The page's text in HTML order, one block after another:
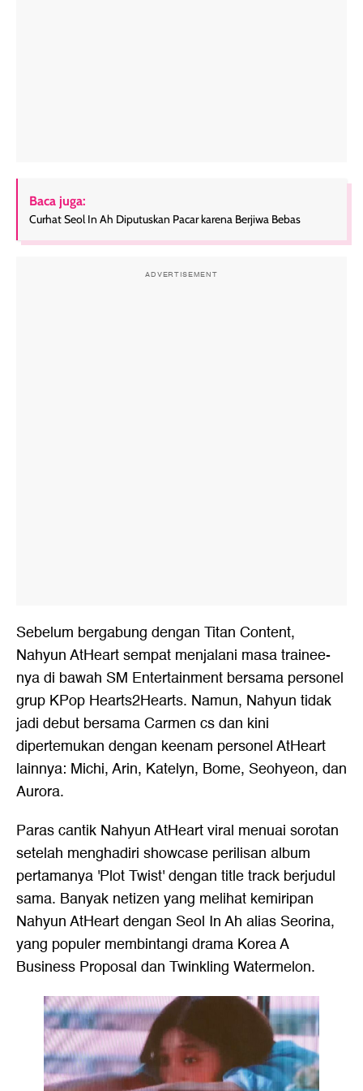
Baca juga:
Curhat Seol In Ah Diputuskan Pacar karena Berjiwa Bebas
ADVERTISEMENT
Sebelum bergabung dengan Titan Content,
Nahyun AtHeart sempat menjalani masa trainee-
nya di bawah SM Entertainment bersama personel
grup KPop Hearts2Hearts. Namun, Nahyun tidak
jadi debut bersama Carmen cs dan kini
dipertemukan dengan keenam personel AtHeart
lainnya: Michi, Arin, Katelyn, Bome, Seohyeon, dan
Aurora.
Paras cantik Nahyun AtHeart viral menuai sorotan
setelah menghadiri showcase perilisan album
pertamanya 'Plot Twist' dengan title track berjudul
sama. Banyak netizen yang melihat kemiripan
Nahyun AtHeart dengan Seol In Ah alias Seorina,
yang populer membintangi drama Korea A
Business Proposal dan Twinkling Watermelon.